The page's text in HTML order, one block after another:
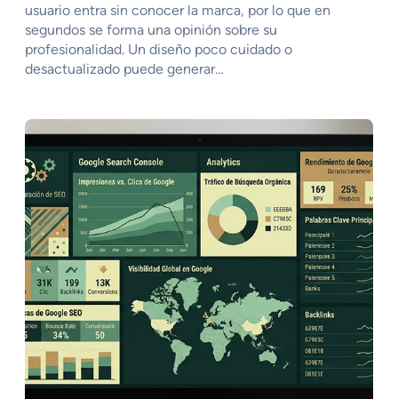
usuario entra sin conocer la marca, por lo que en
segundos se forma una opinión sobre su
profesionalidad. Un diseño poco cuidado o
desactualizado puede generar…